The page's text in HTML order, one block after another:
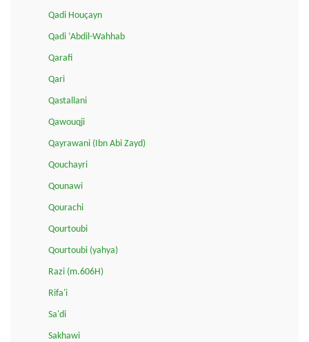
Qadi Houçayn
Qadi ‘Abdil-Wahhab
Qarafi
Qari
Qastallani
Qawouqji
Qayrawani (Ibn Abi Zayd)
Qouchayri
Qounawi
Qourachi
Qourtoubi
Qourtoubi (yahya)
Razi (m.606H)
Rifa'i
Sa'di
Sakhawi